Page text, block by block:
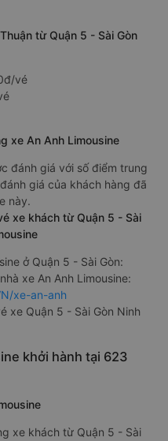
từ Quận 5 - Sài Gòn
vé
xe An Anh Limousine
đánh giá với số điểm trung
giá của khách hàng đã
này.
xe khách từ Quận 5 - Sài
ở Quận 5 - Sài Gòn:
xe An Anh Limousine:
xe-an-anh
xe Quận 5 - Sài Gòn Ninh
khởi hành tại 623
xe khách từ Quận 5 - Sài